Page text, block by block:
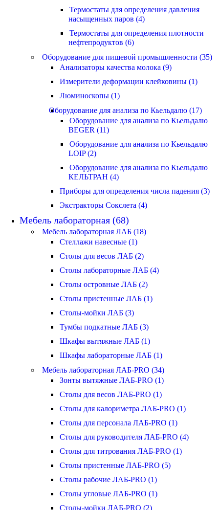
Термостаты для определения давления
насыщенных паров (4)
Термостаты для определения плотности
нефтепродуктов (6)
Оборудование для пищевой промышленности (35)
Анализаторы качества молока (9)
Измерители деформации клейковины (1)
Люминоскопы (1)
Оборудование для анализа по Кьельдалю (17)
Оборудование для анализа по Кьельдалю
BEGER (11)
Оборудование для анализа по Кьельдалю
LOIP (2)
Оборудование для анализа по Кьельдалю
КЕЛЬТРАН (4)
Приборы для определения числа падения (3)
Экстракторы Сокслета (4)
Мебель лабораторная (68)
Мебель лабораторная ЛАБ (18)
Стеллажи навесные (1)
Столы для весов ЛАБ (2)
Столы лабораторные ЛАБ (4)
Столы островные ЛАБ (2)
Столы пристенные ЛАБ (1)
Столы-мойки ЛАБ (3)
Тумбы подкатные ЛАБ (3)
Шкафы вытяжные ЛАБ (1)
Шкафы лабораторные ЛАБ (1)
Мебель лабораторная ЛАБ-PRO (34)
Зонты вытяжные ЛАБ-PRO (1)
Столы для весов ЛАБ-PRO (1)
Столы для калориметра ЛАБ-PRO (1)
Столы для персонала ЛАБ-PRO (1)
Столы для руководителя ЛАБ-PRO (4)
Столы для титрования ЛАБ-PRO (1)
Столы пристенные ЛАБ-PRO (5)
Столы рабочие ЛАБ-PRO (1)
Столы угловые ЛАБ-PRO (1)
Столы-мойки ЛАБ-PRO (2)